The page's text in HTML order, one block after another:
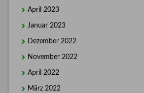
April 2023
Januar 2023
Dezember 2022
November 2022
April 2022
März 2022